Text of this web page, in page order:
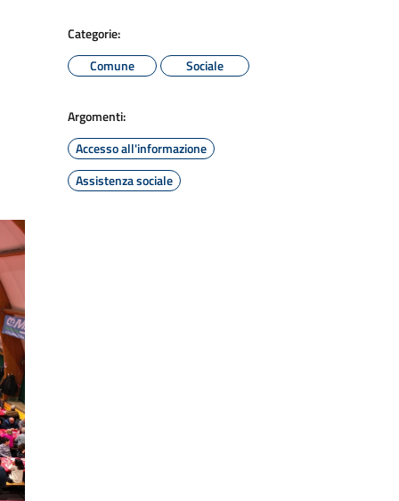
Categorie:
Comune
Sociale
Argomenti:
Accesso all'informazione
Assistenza sociale